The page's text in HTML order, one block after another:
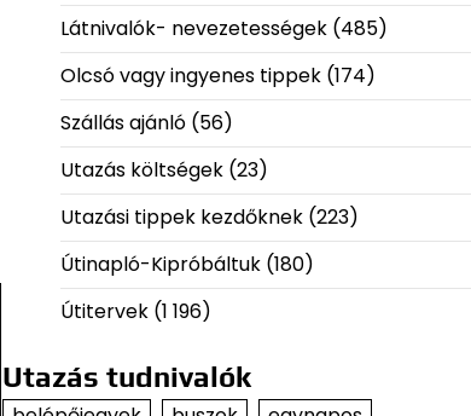
Látnivalók- nevezetességek(485)
Olcsó vagy ingyenes tippek(174)
Szállás ajánló(56)
Utazás költségek(23)
Utazási tippek kezdőknek(223)
Útinapló-Kipróbáltuk(180)
Útitervek(1 196)
Utazás tudnivalók